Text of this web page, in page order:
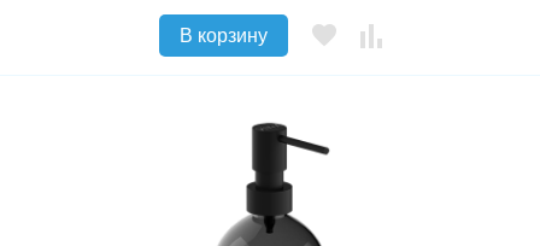
В корзину